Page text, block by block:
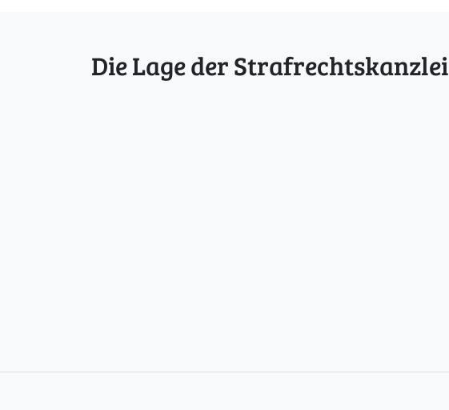
Die Lage der Strafrechtskanzlei